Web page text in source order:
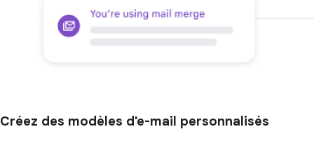
Créez des modèles d'e-mail personnalisés